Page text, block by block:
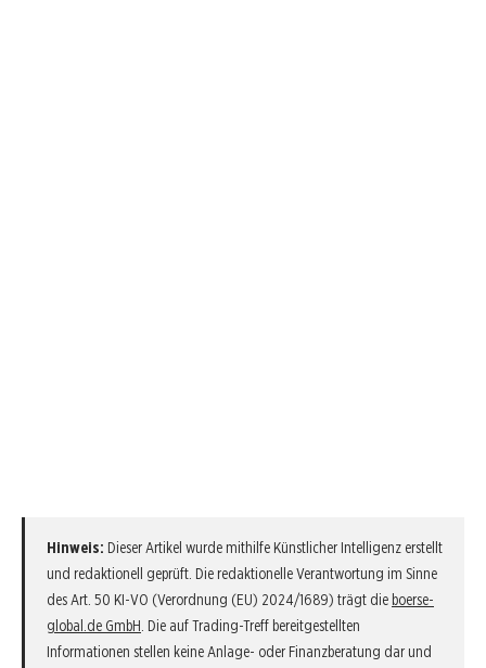
Hinweis: Dieser Artikel wurde mithilfe Künstlicher Intelligenz erstellt
und redaktionell geprüft. Die redaktionelle Verantwortung im Sinne
des Art. 50 KI-VO (Verordnung (EU) 2024/1689) trägt die boerse-
global.de GmbH. Die auf Trading-Treff bereitgestellten
Informationen stellen keine Anlage- oder Finanzberatung dar und